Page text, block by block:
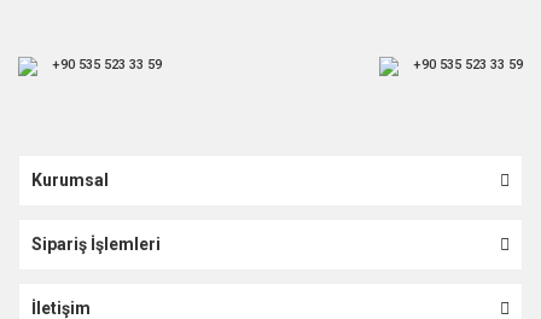
+90 535 523 33 59 +90 535 523 33 59
Kurumsal
Sipariş İşlemleri
İletişim